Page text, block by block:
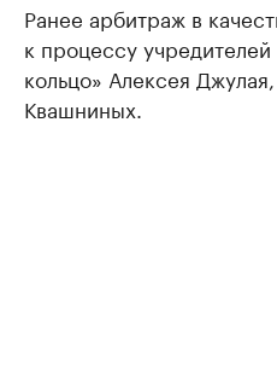
Ранее арбитраж в
к процессу
кольцо» Алексея
Квашниных.